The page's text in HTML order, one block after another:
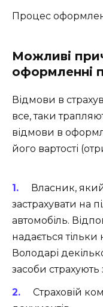
Процес
Можливі
оформленні
Відмови в
все, таки
відмови в
його вартості
Власник,
застрахувати на
автомобіль.
надається
Володарі
засоби страхують
Страховій